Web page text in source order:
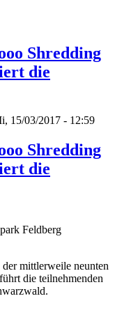
Shredding
die
15/03/2017 - 12:59
Shredding
die
Feldberg
mittlerweile neunten
die teilnehmenden